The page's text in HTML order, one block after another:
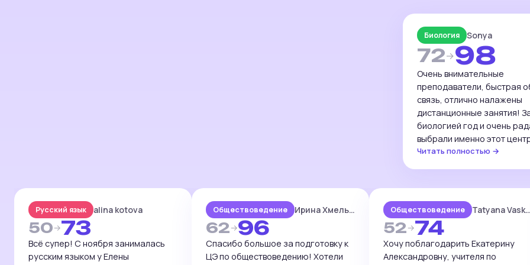
Биология Sonya
72→98
Очень внимательные
преподаватели, быстрая
связь, отлично налажены
дистанционные занятия!
биологией год и очень
выбрали именно этот
Подготовка учеников на
презентаций и домашнего
на их платформе! Очень
Читать полностью →
Русский язык alina kotova
50→73
Всё супер! С ноября занималась
русским языком у Елены
Обществоведение Ирина Хмельницкая
62→96
Спасибо большое за подготовку к
ЦЭ по обществоведению! Хотели
Обществоведение Tatyana Vaskovskaya
52→74
Хочу поблагодарить Екатерину
Александровну, учителя по